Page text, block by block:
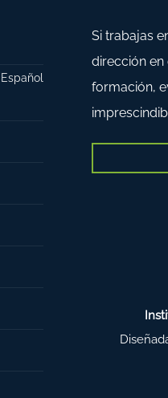
Si trabajas
dirección en
formación,